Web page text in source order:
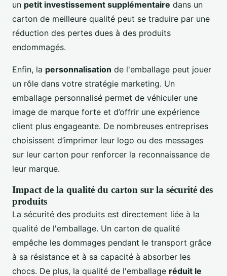
un petit investissement supplémentaire dans un
carton de meilleure qualité peut se traduire par une
réduction des pertes dues à des produits
endommagés.
Enfin, la personnalisation de l'emballage peut jouer
un rôle dans votre stratégie marketing. Un
emballage personnalisé permet de véhiculer une
image de marque forte et d’offrir une expérience
client plus engageante. De nombreuses entreprises
choisissent d’imprimer leur logo ou des messages
sur leur carton pour renforcer la reconnaissance de
leur marque.
Impact de la qualité du carton sur la sécurité des
produits
La sécurité des produits est directement liée à la
qualité de l'emballage. Un carton de qualité
empêche les dommages pendant le transport grâce
à sa résistance et à sa capacité à absorber les
chocs. De plus, la qualité de l'emballage réduit le